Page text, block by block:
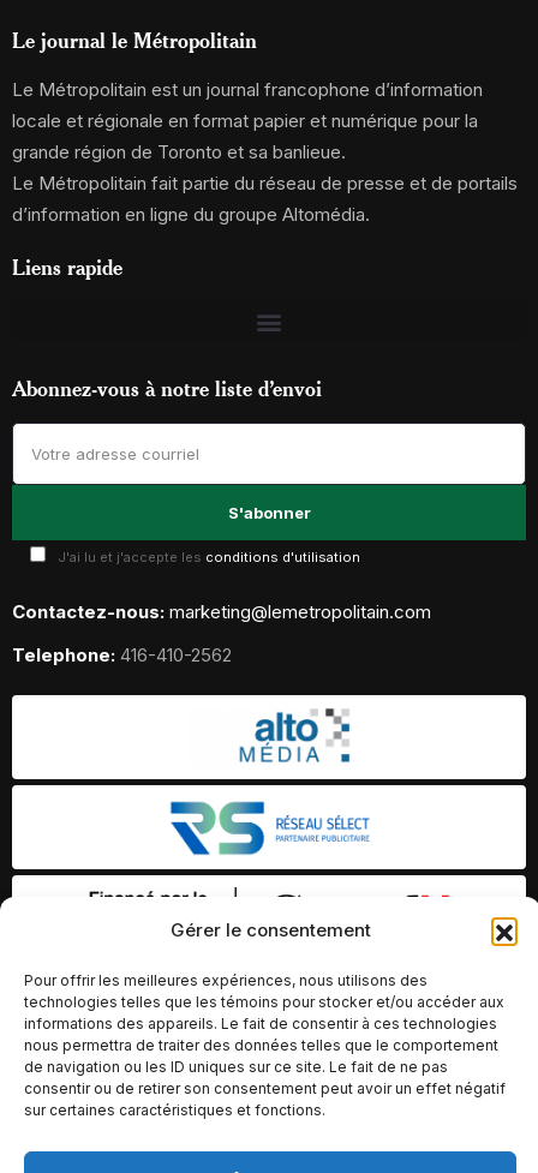
Gérer le consentement
Pour offrir les meilleures expériences, nous utilisons des
technologies telles que les témoins pour stocker et/ou accéder aux
informations des appareils. Le fait de consentir à ces technologies
nous permettra de traiter des données telles que le comportement
de navigation ou les ID uniques sur ce site. Le fait de ne pas
consentir ou de retirer son consentement peut avoir un effet négatif
sur certaines caractéristiques et fonctions.
Le journal le Métropolitain
Le Métropolitain est un journal francophone d’information
locale et régionale en format papier et numérique pour la
grande région de Toronto et sa banlieue.
Le Métropolitain fait partie du réseau de presse et de portails
d’information en ligne du groupe Altomédia.
Liens rapide
Abonnez-vous à notre liste d’envoi
J'ai lu et j'accepte les conditions d'utilisation
Contactez-nous: marketing@lemetropolitain.com
Telephone: 416-410-2562